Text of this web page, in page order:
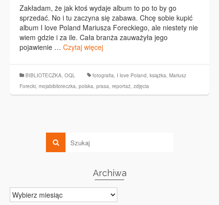
Zakładam, że jak ktoś wydaje album to po to by go
sprzedać. No i tu zaczyna się zabawa. Chcę sobie kupić
album I love Poland Mariusza Foreckiego, ale niestety nie
wiem gdzie i za ile. Cała branża zauważyła jego
pojawienie … Czytaj więcej
BIBLIOTECZKA, OQL fotografia, I love Poland, książka, Mariusz
Forecki, mojabiblioteczka, polska, prasa, reportaż, zdjęcia
Archiwa
Archiwa